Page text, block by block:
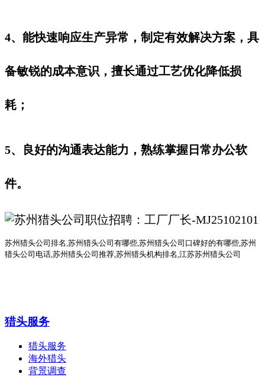
4、能快速响应生产异常，制定有效解决方案，具
备敏锐的成本意识，擅长通过工艺优化降低损
耗；
5、良好的沟通表达能力，熟练掌握日常办公软
件。
苏州猎头公司排名 苏州猎头公司有哪些 ,苏州猎头公司口碑好的有哪些, 苏州
猎头公司电话 苏州猎头公司推荐 ,苏州猎头机构排名,江苏苏州猎头公司
猎头服务
猎头服务
海外猎头
背景调查